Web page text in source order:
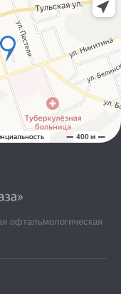
офтальмологическая